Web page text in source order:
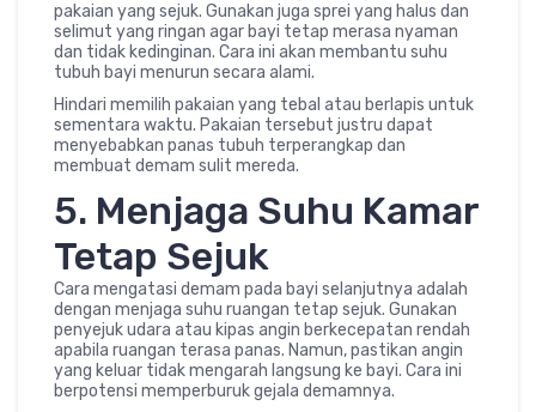
pakaian yang sejuk. Gunakan juga sprei yang halus dan
selimut yang ringan agar bayi tetap merasa nyaman
dan tidak kedinginan. Cara ini akan membantu suhu
tubuh bayi menurun secara alami.
Hindari memilih pakaian yang tebal atau berlapis untuk
sementara waktu. Pakaian tersebut justru dapat
menyebabkan panas tubuh terperangkap dan
membuat demam sulit mereda.
5. Menjaga Suhu Kamar
Tetap Sejuk
Cara mengatasi demam pada bayi selanjutnya adalah
dengan menjaga suhu ruangan tetap sejuk. Gunakan
penyejuk udara atau kipas angin berkecepatan rendah
apabila ruangan terasa panas. Namun, pastikan angin
yang keluar tidak mengarah langsung ke bayi. Cara ini
berpotensi memperburuk gejala demamnya.